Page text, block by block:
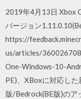
2019年4月13日 Xbox
バージョン
https://
us/articles/
One-Windows-10-
PE)、XBoxに対応し
版/Bedrock(BE版)のア